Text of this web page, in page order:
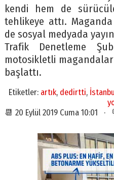
kendi hem de
tehlikeye attı.
de sosyal medyada
Trafik Denetleme
motosikletli
başlattı.
Etiketler: artık, dedirtti,
📆 20 Eylül 2019 Cuma 10:01